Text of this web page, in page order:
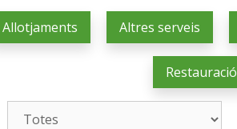
Allotjaments Altres serveis
Restauració